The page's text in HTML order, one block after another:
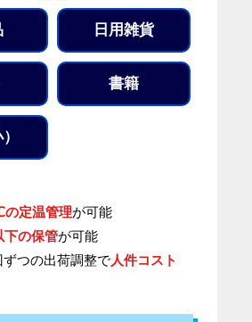
日用雑貨
書籍
定温管理が可能
下の保管が可能
つの出荷調整で人件コスト